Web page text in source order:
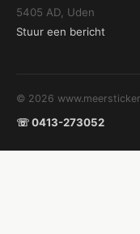
5405 AD, Uden
Stuur een bericht
© 2026
☏ 0413-273052